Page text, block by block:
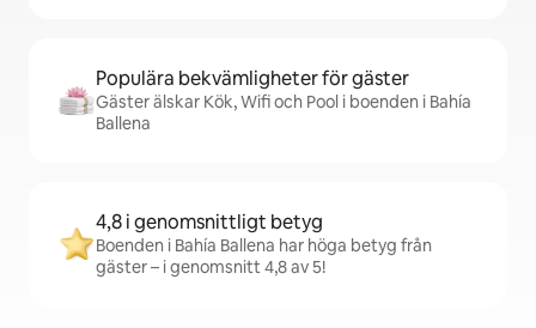
Populära bekvämligheter för gäster
Gäster älskar Kök, Wifi och Pool i boenden i Bahía
Ballena
4,8 i genomsnittligt betyg
Boenden i Bahía Ballena har höga betyg från
gäster – i genomsnitt 4,8 av 5!